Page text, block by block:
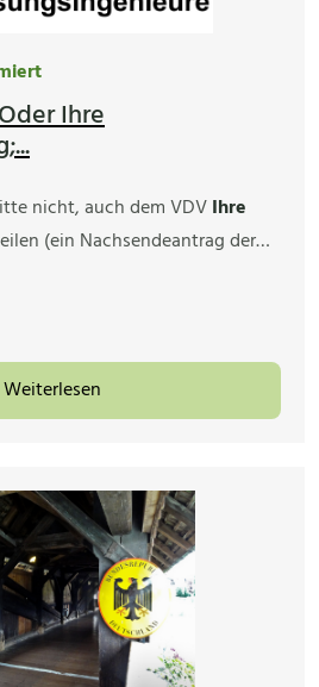
Ihre
nicht, auch dem VDVIhre
(ein Nachsendeantrag der…
Weiterlesen